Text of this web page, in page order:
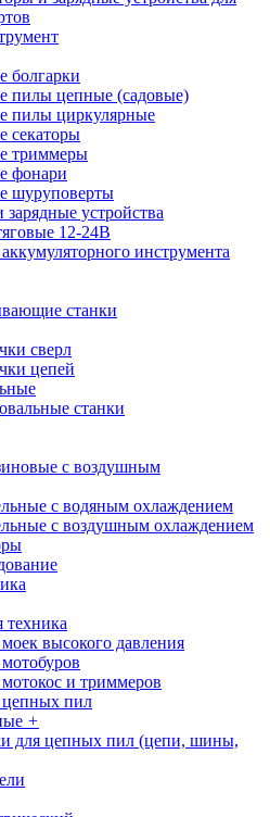
болгарки
пилы цепные (садовые)
пилы циркулярные
секаторы
триммеры
фонари
шуруповерты
устройства
12-24В
инструмента
станки
сверл
цепей
станки
с воздушным
с водяным охлаждением
с воздушным охлаждением
техника
высокого давления
и триммеров
цепных пил
+
для цепных пил (цепи, шины,